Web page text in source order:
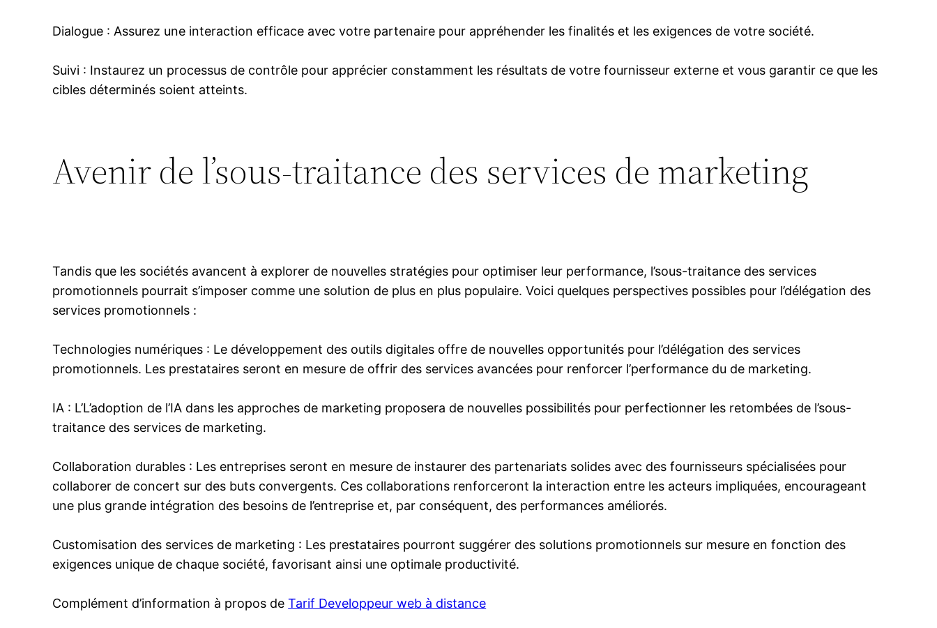
Dialogue : Assurez une interaction efficace avec votre partenaire pour appréhender les finalités et les exigences de votre société.
Suivi : Instaurez un processus de contrôle pour apprécier constamment les résultats de votre fournisseur externe et vous garantir ce que les
cibles déterminés soient atteints.
Avenir de l’sous-traitance des services de marketing
Tandis que les sociétés avancent à explorer de nouvelles stratégies pour optimiser leur performance, l’sous-traitance des services
promotionnels pourrait s’imposer comme une solution de plus en plus populaire. Voici quelques perspectives possibles pour l’délégation des
services promotionnels :
Technologies numériques : Le développement des outils digitales offre de nouvelles opportunités pour l’délégation des services
promotionnels. Les prestataires seront en mesure de offrir des services avancées pour renforcer l’performance du de marketing.
IA : L’L’adoption de l’IA dans les approches de marketing proposera de nouvelles possibilités pour perfectionner les retombées de l’sous-
traitance des services de marketing.
Collaboration durables : Les entreprises seront en mesure de instaurer des partenariats solides avec des fournisseurs spécialisées pour
collaborer de concert sur des buts convergents. Ces collaborations renforceront la interaction entre les acteurs impliquées, encourageant
une plus grande intégration des besoins de l’entreprise et, par conséquent, des performances améliorés.
Customisation des services de marketing : Les prestataires pourront suggérer des solutions promotionnels sur mesure en fonction des
exigences unique de chaque société, favorisant ainsi une optimale productivité.
Complément d’information à propos deTarif Developpeur web à distance